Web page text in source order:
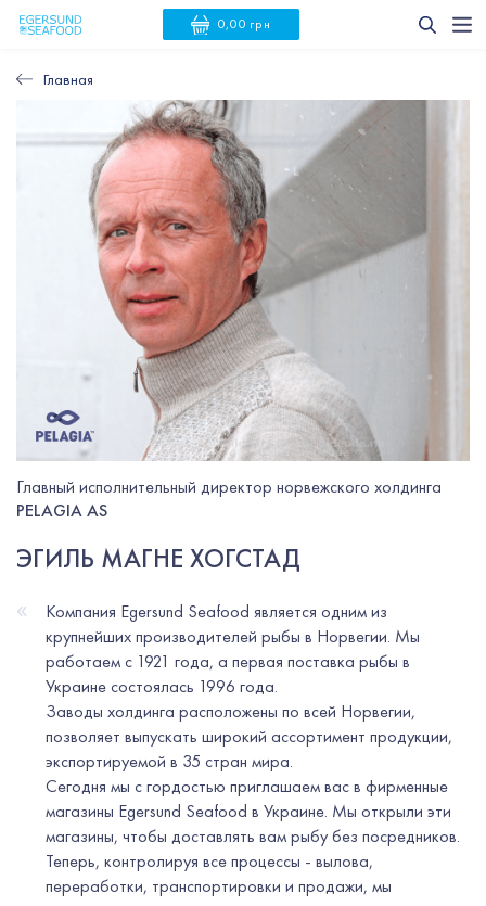
0,00 грн
Главная
Главный исполнительный директор норвежского холдинга
PELAGIA AS
ЭГИЛЬ МАГНЕ ХОГСТАД
«
Компания Egersund Seafood является одним из
крупнейших производителей рыбы в Норвегии. Мы
работаем с 1921 года, а первая поставка рыбы в
Украине состоялась 1996 года.
Заводы холдинга расположены по всей Норвегии,
позволяет выпускать широкий ассортимент продукции,
экспортируемой в 35 стран мира.
Сегодня мы с гордостью приглашаем вас в фирменные
магазины Egersund Seafood в Украине. Мы открыли эти
магазины, чтобы доставлять вам рыбу без посредников.
Теперь, контролируя все процессы - вылова,
переработки, транспортировки и продажи, мы